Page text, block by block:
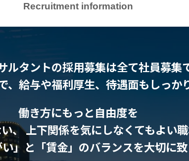
Recruitment information
ルタントの採用募集は全て社員募集
、給与や福利厚生、待遇面もしっか
働き方にもっと自由度を
、 上下関係を気にしなくてもよい
い」と「賃金」のバランスを大切に